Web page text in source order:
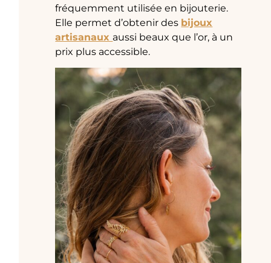
fréquemment utilisée en bijouterie.
Elle permet d’obtenir des bijoux
artisanaux aussi beaux que l’or, à un
prix plus accessible.